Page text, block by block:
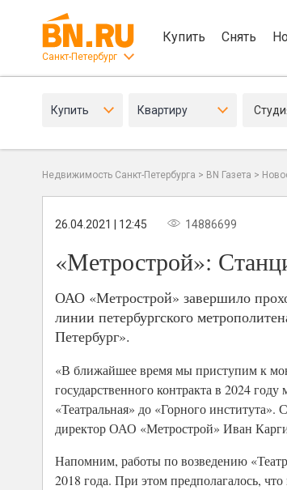
Санкт-Петербург
Купить Снять
Купить Квартиру
Недвижимость Санкт-Петербурга > BN Газета >
26.04.2021 | 12:45 14886699
«Метрострой»:
ОАО «Метрострой» завершило
линии петербургского
Петербург».
«В ближайшее время мы приступим к
государственного контракта в 2024
«Театральная» до «Горного
директор ОАО «Метрострой» Иван
Напомним, работы по возведению
2018 года. При этом предполагалось,